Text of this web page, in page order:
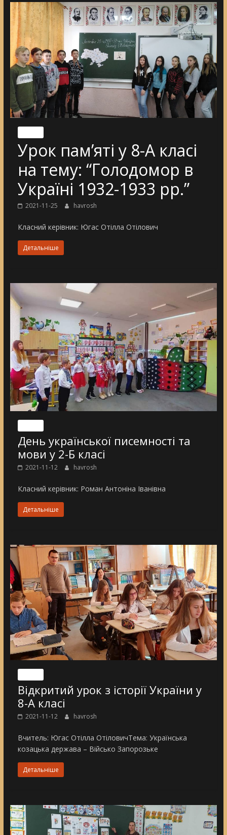
Урок пам’яті у 8-А класі
на тему: “Голодомор в
Україні 1932-1933 рр.”
2021-11-25 havrosh
Класний керівник: Югас Отілла Отілович
Детальніше
День української писемності та
мови у 2-Б класі
2021-11-12 havrosh
Класний керівник: Роман Антоніна Іванівна
Детальніше
Відкритий урок з історії України у
8-А класі
2021-11-12 havrosh
Вчитель: Югас Отілла ОтіловичТема: Українська
козацька держава – Військо Запорозьке
Детальніше